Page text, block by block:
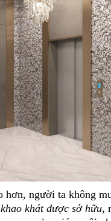
hơn, người ta không
khao khát được sở hữu,